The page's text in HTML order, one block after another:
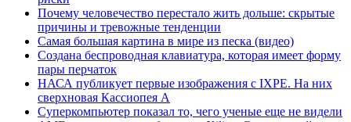
Почему человечество перестало жить дольше: скрытые
причины и тревожные тенденции
Самая большая картина в мире из песка (видео)
Создана беспроводная клавиатура, которая имеет форму
пары перчаток
НАСА публикует первые изображения с IXPE. На них
сверхновая Кассиопея А
Суперкомпьютер показал то, чего ученые еще не видели